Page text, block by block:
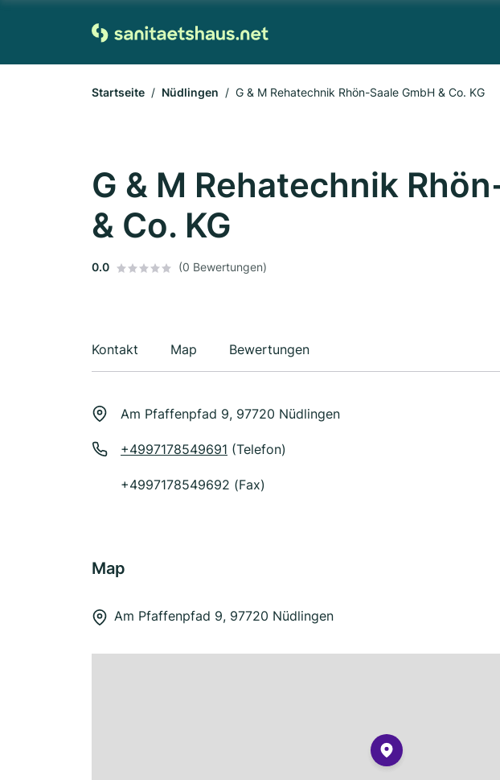
Startseite Nüdlingen G & M Rehatechnik Rhön-Saale GmbH & Co. KG
G & M Rehatechnik
& Co. KG
0.0 (0 Bewertungen)
Kontakt Map Bewertungen
Am Pfaffenpfad 9, 97720 Nüdlingen
+4997178549691 (Telefon)
+4997178549692 (Fax)
Map
Am Pfaffenpfad 9, 97720 Nüdlingen